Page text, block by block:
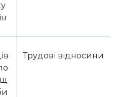
Трудові відносини